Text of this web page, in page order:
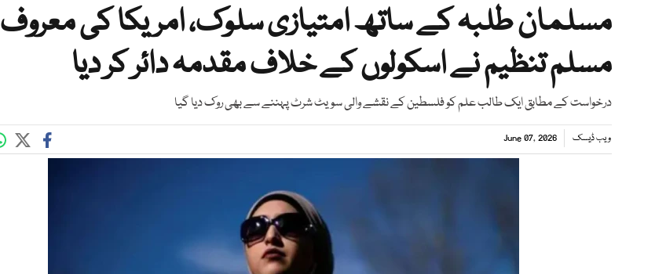
مسلمان طلبہ کے ساتھ امتیازی سلوک، امریکا کی معروف
مسلم تنظیم نے اسکولوں کے خلاف مقدمہ دائر کر دیا
درخواست کے مطابق ایک طالب علم کو فلسطین کے نقشے والی سویٹ شرٹ پہننے سے بھی روک دیا گیا
ویب ڈیسک June 07, 2026